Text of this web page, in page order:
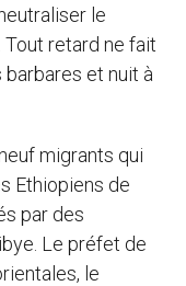
le
Tout retard ne fait
barbares et nuit à
migrants qui
Ethiopiens de
par des
Le préfet de
le